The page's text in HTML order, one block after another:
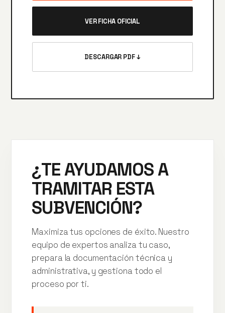
VER FICHA OFICIAL
DESCARGAR PDF ↓
¿TE AYUDAMOS A
TRAMITAR ESTA
SUBVENCIÓN?
Maximiza tus opciones de éxito. Nuestro
equipo de expertos analiza tu caso,
prepara la documentación técnica y
administrativa, y gestiona todo el
proceso por ti.